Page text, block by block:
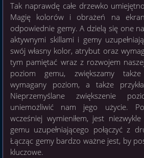
Tak naprawdę całe drzewko
Magię kolorów i obrażeń na
odpowiednie gemy. A dzielą się one
aktywnymi skillami i gemy
swój własny kolor, atrybut oraz
tym pamiętać wraz z rozwojem
poziom gemu, zwiększamy
wymagany poziom, a także
Nieprzemyślane zwiększenie
uniemożliwić nam jego użycie.
wcześniej wymieniłem, jest
gemu uzupełniającego połączyć z
Łącząc gemy bardzo ważne jest, by
kluczowe.